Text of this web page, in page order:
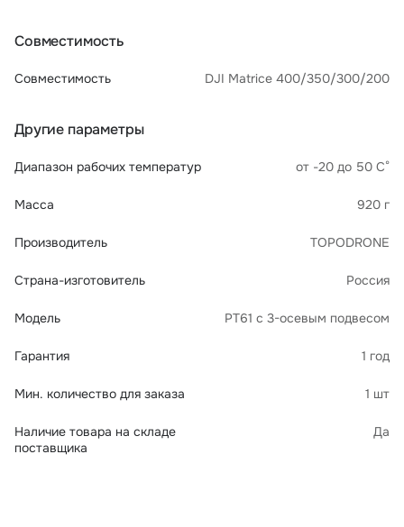
Совместимость
Совместимость DJI Matrice 400/350/300/200
Другие параметры
Диапазон рабочих температур от -20 до 50 С°
Масса 920 г
Производитель TOPODRONE
Страна-изготовитель Россия
Модель PT61 с 3-осевым подвесом
Гарантия 1 год
Мин. количество для заказа 1 шт
Наличие товара на складе
поставщика
Да